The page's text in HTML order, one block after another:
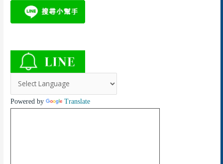
Powered by Translate